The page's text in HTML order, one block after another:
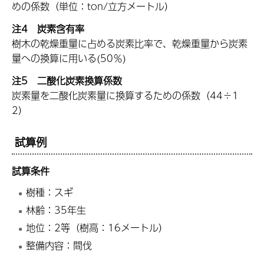
めの係数（単位：ton/立方メートル）
注4
炭素含有率
樹木の乾燥重量に占める炭素比率で、乾燥重量から炭素
量への換算に用いる(50％)
注5
二酸化炭素換算係数
炭素量を二酸化炭素量に換算するための係数（44÷1
2）
試算例
試算条件
樹種：スギ
林齢：35年生
地位：2等（樹高：16メートル）
整備内容：間伐